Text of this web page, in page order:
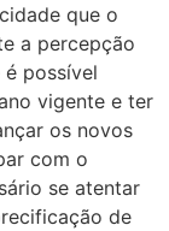
que o
a percepção
possível
vigente e ter
os novos
com o
se atentar
de